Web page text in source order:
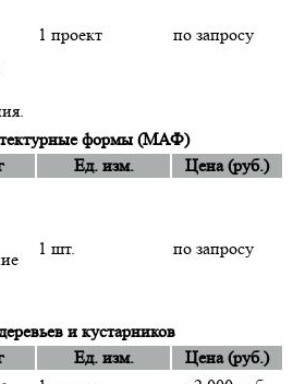
1 проект по запросу
формы (МАФ)
Ед. изм.
Цена (руб.)
1 шт. по запросу
и кустарников
Ед. изм.
Цена (руб.)